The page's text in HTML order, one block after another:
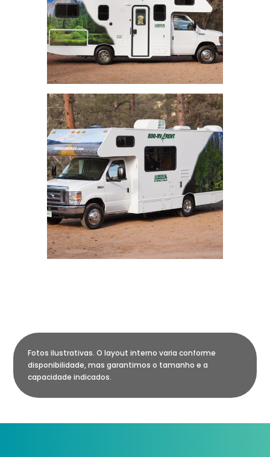
Fotos ilustrativas. O layout interno varia conforme
disponibilidade, mas garantimos o tamanho e a
capacidade indicados.